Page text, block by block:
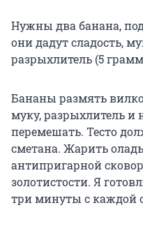
Нужны два банана,
они дадут сладость,
разрыхлитель (5
Бананы размять
муку, разрыхлитель и
перемешать. Тесто
сметана. Жарить
антипригарной
золотистости. Я
три минуты с каждой